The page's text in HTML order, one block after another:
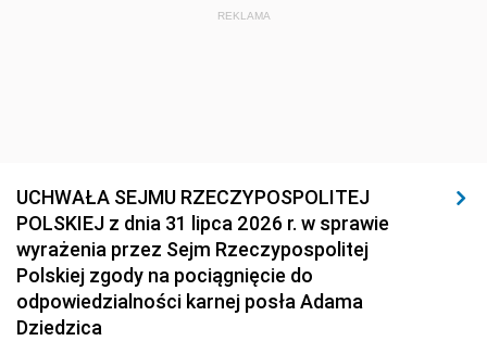
REKLAMA
UCHWAŁA SEJMU RZECZYPOSPOLITEJ
POLSKIEJ z dnia 31 lipca 2026 r. w sprawie
wyrażenia przez Sejm Rzeczypospolitej
Polskiej zgody na pociągnięcie do
odpowiedzialności karnej posła Adama
Dziedzica